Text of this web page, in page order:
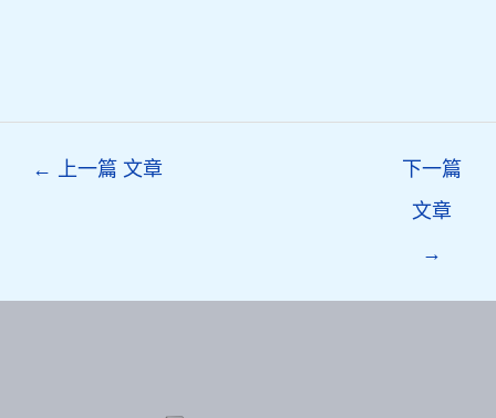
← 上一篇 文章
下一篇
文章
→